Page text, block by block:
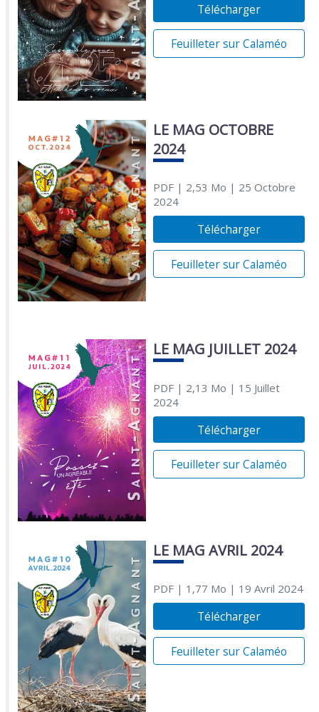
Télécharger
Feuilleter sur Calaméo
LE MAG OCTOBRE
2024
PDF| 2,53 Mo | 25 Octobre
2024
Télécharger
Feuilleter sur Calaméo
LE MAG JUILLET 2024
PDF| 2,13 Mo | 15 Juillet
2024
Télécharger
Feuilleter sur Calaméo
LE MAG AVRIL 2024
PDF| 1,77 Mo | 19 Avril 2024
Télécharger
Feuilleter sur Calaméo